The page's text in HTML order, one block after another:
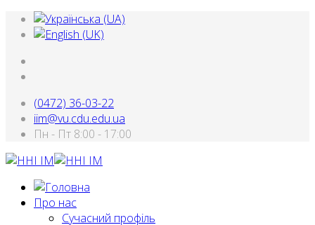
(0472) 36-03-22
iim@vu.cdu.edu.ua
Пн - Пт 8:00 - 17:00
Про нас
Сучасний профіль